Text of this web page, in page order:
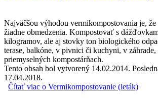
Najväčšou výhodou vermikompostovania je, že
žiadne obmedzenia. Kompostovať s
kilogramov, ale aj stovky ton biologického
terase, balkóne, v pivnici či kuchyni, v
priemyselných kompostárňach.
Tento obsah bol vytvorený 14.02.2014.
17.04.2018.
Čítať viac o Vermikompostovanie (leták)